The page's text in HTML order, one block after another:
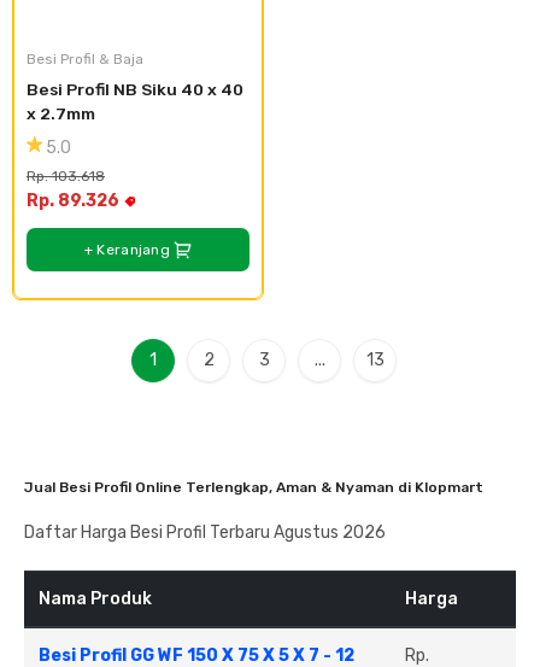
Besi Profil & Baja
Besi Profil NB Siku 40 x 40
x 2.7mm
5.0
Rp. 103.618
Rp. 89.326
+ Keranjang
1 2 3 ... 13
Jual Besi Profil Online Terlengkap, Aman & Nyaman di Klopmart
Daftar Harga Besi Profil Terbaru Agustus 2026
Nama Produk Harga
Besi Profil GG WF 150 X 75 X 5 X 7 - 12
Rp.